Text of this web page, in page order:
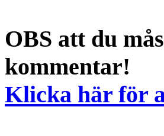
OBS att du
kommentar!
Klicka här för